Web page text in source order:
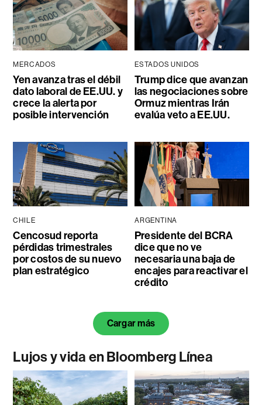
MERCADOS
Yen avanza tras el débil
dato laboral de EE.UU. y
crece la alerta por
posible intervención
ESTADOS UNIDOS
Trump dice que avanzan
las negociaciones sobre
Ormuz mientras Irán
evalúa veto a EE.UU.
CHILE
Cencosud reporta
pérdidas trimestrales
por costos de su nuevo
plan estratégico
ARGENTINA
Presidente del BCRA
dice que no ve
necesaria una baja de
encajes para reactivar el
crédito
Cargar más
Lujos y vida en Bloomberg Línea